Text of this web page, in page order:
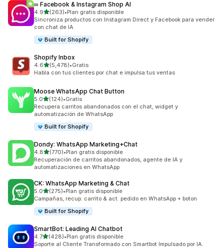
∞ Facebook & Instagram Shop AI
4.9de 5 estrellas
(263)
263 reseñas en total
•Plan gratis disponible
Sincroniza productos con Instagram Direct y Facebook para vender
con chat de IA
Built for Shopify
Shopify Inbox
4.6de 5 estrellas
(5,478)
5478 reseñas en total
•Gratis
Habla con tus clientes por chat e impulsa tus ventas
Moose WhatsApp Chat Button
5.0de 5 estrellas
(124)
124 reseñas en total
•Gratis
Recupera carritos abandonados con el chat, widget y
automatización de WhatsApp
Built for Shopify
Dondy: WhatsApp Marketing+Chat
4.8de 5 estrellas
(770)
770 reseñas en total
•Plan gratis disponible
Recuperación de carritos abandonados, agente de IA y
automatizaciones en WhatsApp
CK: WhatsApp Marketing & Chat
5.0de 5 estrellas
(275)
275 reseñas en total
•Plan gratis disponible
Campañas, recup. carrito & act. pedido en WhatsApp + boton
Built for Shopify
SmartBot: Leading AI Chatbot
4.7de 5 estrellas
(428)
428 reseñas en total
•Plan gratis disponible
Soporte al Cliente Transformado con Smartbot Impulsado por IA.